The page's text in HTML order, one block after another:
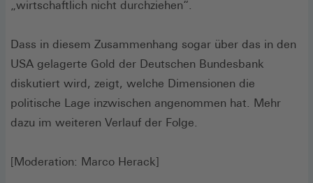
„wirtschaftlich nicht durchziehen“.
Dass in diesem Zusammenhang sogar über das in den
USA gelagerte Gold der Deutschen Bundesbank
diskutiert wird, zeigt, welche Dimensionen die
politische Lage inzwischen angenommen hat. Mehr
dazu im weiteren Verlauf der Folge.
[Moderation: Marco Herack]